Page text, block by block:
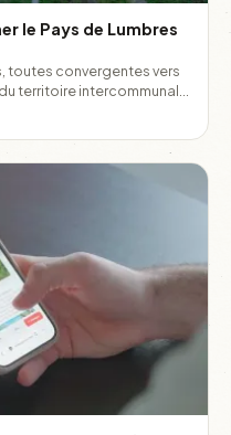
le Pays de Lumbres
toutes convergentes vers
territoire intercommunal
eux sans monter dans